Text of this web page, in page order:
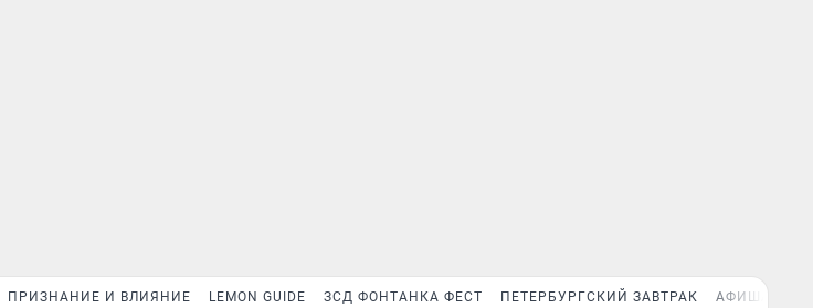
ПРИЗНАНИЕ И ВЛИЯНИЕ LEMON GUIDE ЗСД ФОНТАНКА ФЕСТ ПЕТЕРБУРГСКИЙ ЗАВТРАК АФИША PLUS